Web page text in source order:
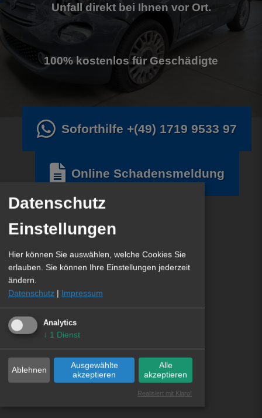
Unfall direkt bei Ihnen vor Ort.
100% kostenlos für Geschädigte
Soforthilfe +(49) 1719 9533 97
Online Schadensmeldung
Datenschutz
Einstellungen
Hier können Sie auswählen, welche Cookies Sie
erlauben. Sie können Ihre Einstellungen jederzeit
ändern.
Datenschutz | Impressum
Analytics
↓ 1 Dienst
Ablehnen
Ausgewählte
akzeptieren
Alle
akzeptieren
Realisiert mit Klaro!